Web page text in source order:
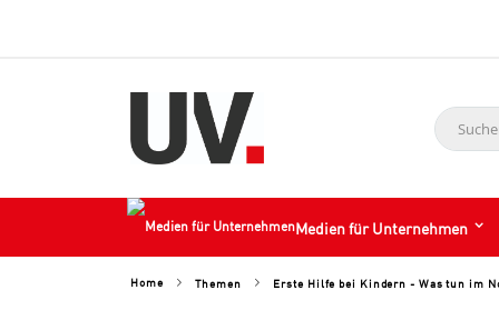
Suche
Medien für Unternehmen
Home Themen Erste Hilfe bei Kindern - Was tun im